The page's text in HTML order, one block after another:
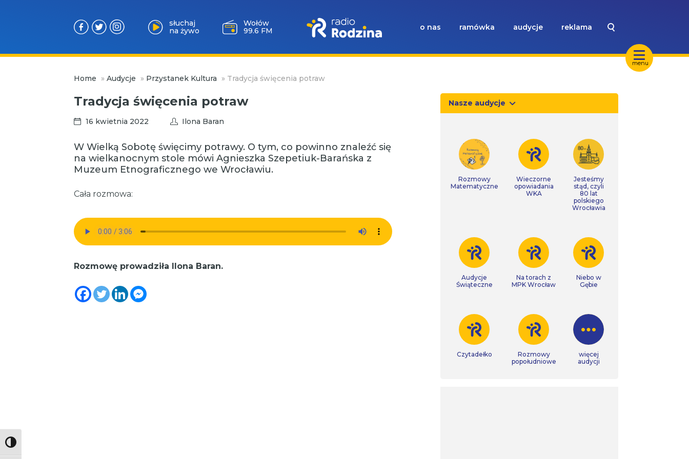
Toggle High Contrast
menu
słuchaj
na żywo
Wołów
99.6 FM
o nas ramówka audycje reklama
Home » Audycje » Przystanek Kultura » Tradycja święcenia potraw
Tradycja święcenia potraw
16 kwietnia 2022 Ilona Baran
W Wielką Sobotę święcimy potrawy. O tym, co powinno znaleźć się
na wielkanocnym stole mówi Agnieszka Szepetiuk-Barańska z
Muzeum Etnograficznego we Wrocławiu.
Cała rozmowa:
Rozmowę prowadziła Ilona Baran.
Nasze audycje
Rozmowy
Matematyczne
Wieczorne
opowiadania
WKA
Jesteśmy
stąd, czyli
80 lat
polskiego
Wrocławia
Audycje
Świąteczne
Na torach z
MPK Wrocław
Niebo w
Gębie
Czytadełko
Rozmowy
popołudniowe
więcej
audycji